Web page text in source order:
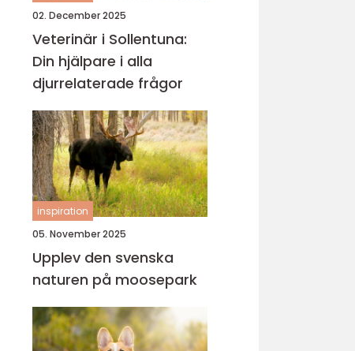
02. December 2025
Veterinär i Sollentuna:
Din hjälpare i alla
djurrelaterade frågor
inspiration
05. November 2025
Upplev den svenska
naturen på moosepark